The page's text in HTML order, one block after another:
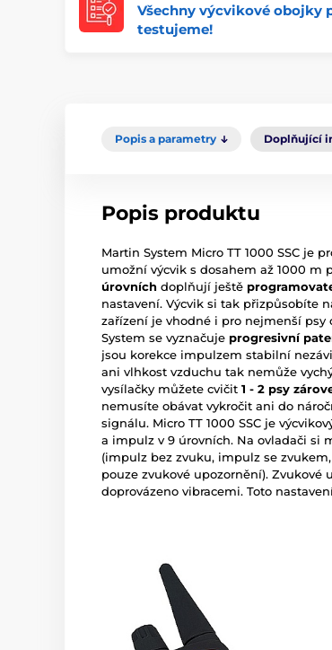
Všechny výcvikové obojky
testujeme!
Popis a parametry Doplňující
Popis produktu
Martin System Micro TT 1000 SSC je
umožní výcvik s dosahem až 1000 m
úrovních doplňují ještě
nastavení. Výcvik si tak přizpůsobíte
zařízení je vhodné i pro nejmenší psy
System se vyznačuje progresivní
jsou korekce impulzem stabilní
ani vlhkost vzduchu tak nemůže
vysílačky můžete cvičit 1 - 2 psy
nemusíte obávat vykročit ani do
signálu. Micro TT 1000 SSC je
a impulz v 9 úrovních. Na ovladači si
(impulz bez zvuku, impulz se
pouze zvukové upozornění). Zvukové
doprovázeno vibracemi. Toto